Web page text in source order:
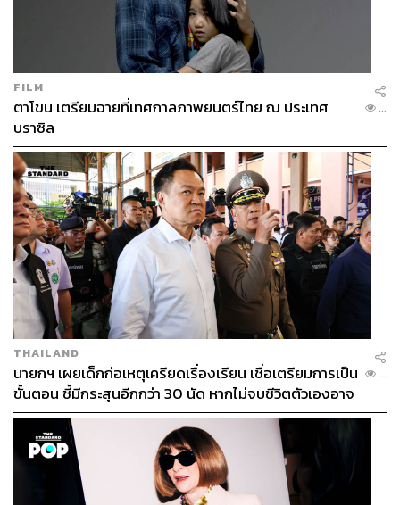
ค้นวลี “ยักษ์วัดแจ้ง แร้งวัดสระเกศ เปรตวัดสุทัศน์”
พราหมณ์โล้ชิงช้าตกมาตายมีจริงหรือ?, ที่มา
ww.silpa-mag.com/history/article_30355
“อาพาธพินาศ” พระราชพิธีโบราณ ที่ในสมัย ร. 2 ใช้
บรรเทาทุกข์ใจประชาชนยามเกิดโรคระบาด, ที่มา
http
s://www.silpa-mag.com/featured/article_46346
3 โรคระบาดสำคัญของสยาม อหิวาต์, ไข้ทรพิษ,
กาฬโรค ทำแสบกับเราอย่างไรบ้าง, ที่มา
https://www.silpa-mag.com/history/article_24493
TAGS: โรคอหิวาตกโรค เชื้อไวรัสโคโรนา
COVID-19
ความเชื่อ
โรคระบาด
FILM
ตาโขน เตรียมฉายที่เทศกาลภาพยนตร์ไทย ณ ประเทศ
บราซิล
...
THAILAND
นายกฯ เผยเด็กก่อเหตุเครียดเรื่องเรียน เชื่อเตรียมการเป็น
ขั้นตอน ชี้มีกระสุนอีกกว่า 30 นัด หากไม่จบชีวิตตัวเองอาจ
สูญเสียเพิ่ม
...